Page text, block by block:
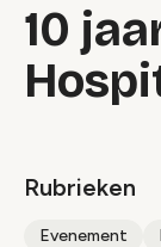
10
Rubrieken
Evenement